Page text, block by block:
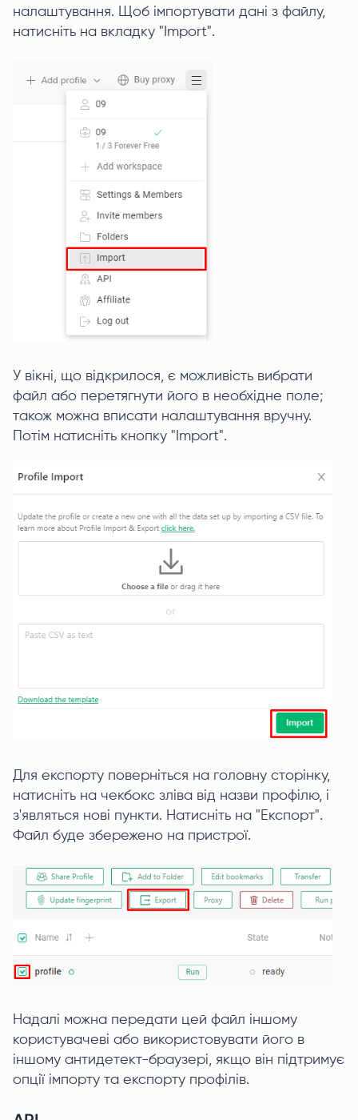
налаштування. Щоб імпортувати дані з файлу,
натисніть на вкладку "Import".
У вікні, що відкрилося, є можливість вибрати
файл або перетягнути його в необхідне поле;
також можна вписати налаштування вручну.
Потім натисніть кнопку "Import".
Для експорту поверніться на головну сторінку,
натисніть на чекбокс зліва від назви профілю, і
з'являться нові пункти. Натисніть на "Експорт".
Файл буде збережено на пристрої.
Надалі можна передати цей файл іншому
користувачеві або використовувати його в
іншому антидетект-браузері, якщо він підтримує
опції імпорту та експорту профілів.